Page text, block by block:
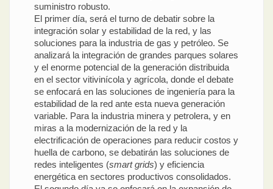
suministro robusto.
El primer día, será el turno de debatir sobre la
integración solar y estabilidad de la red, y las
soluciones para la industria de gas y petróleo. Se
analizará la integración de grandes parques solares
y el enorme potencial de la generación distribuida
en el sector vitivinícola y agrícola, donde el debate
se enfocará en las soluciones de ingeniería para la
estabilidad de la red ante esta nueva generación
variable. Para la industria minera y petrolera, y en
miras a la modernización de la red y la
electrificación de operaciones para reducir costos y
huella de carbono, se debatirán las soluciones de
redes inteligentes (smart grids) y eficiencia
energética en sectores productivos consolidados.